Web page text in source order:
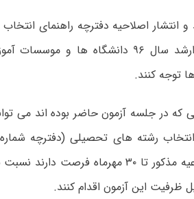
اصلاحیه دفترچه راهنمای انتخاب
مرحله تکمیل ظرفیت آزمون ورودی کارشناسی ارشد سال ۹۶ دانشگاه
توجه کنند.
در جلسه آزمون حاضر بوده اند می
ورودی کارشناسی ارشد سال ۹۶ و مندرجات اطلاعیه مذکور تا ۳۰ مهرماه
ظرفیت این آزمون اقدام کنند.